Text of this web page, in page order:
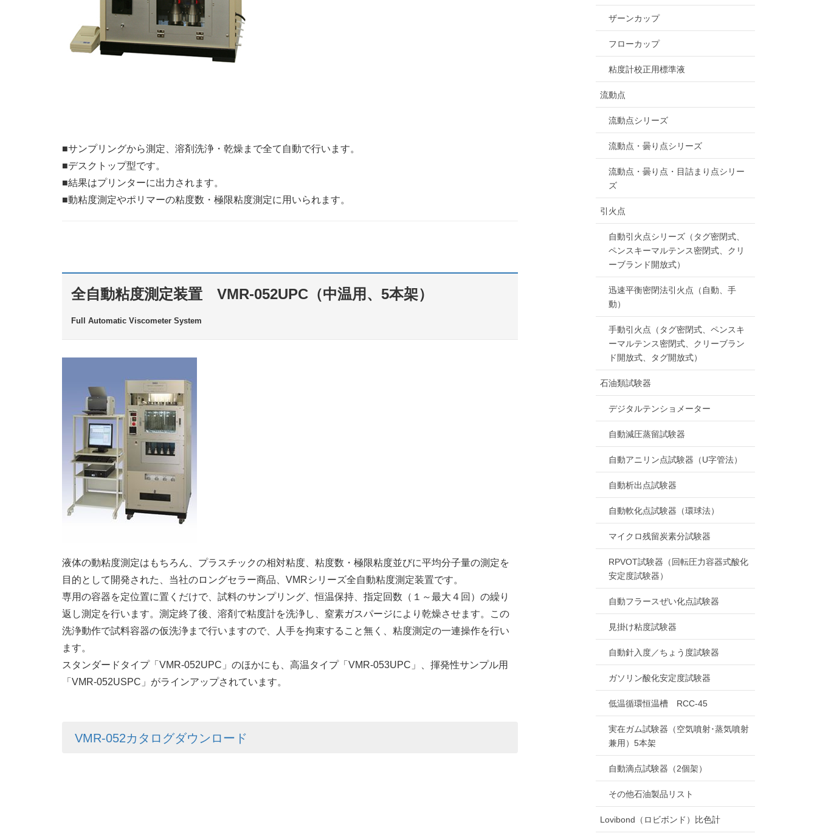
■サンプリングから測定、溶剤洗浄・乾燥まで全て自動で行います。
■デスクトップ型です。
■結果はプリンターに出力されます。
■動粘度測定やポリマーの粘度数・極限粘度測定に用いられます。
全自動粘度測定装置 VMR-052UPC（中温用、5本架）
Full Automatic Viscometer System
液体の動粘度測定はもちろん、プラスチックの相対粘度、粘度数・極限粘度並びに平均分子量の測定を
目的として開発された、当社のロングセラー商品、VMRシリーズ全自動粘度測定装置です。
専用の容器を定位置に置くだけで、試料のサンプリング、恒温保持、指定回数（１～最大４回）の繰り
返し測定を行います。測定終了後、溶剤で粘度計を洗浄し、窒素ガスパージにより乾燥させます。この
洗浄動作で試料容器の仮洗浄まで行いますので、人手を拘束すること無く、粘度測定の一連操作を行い
ます。
スタンダードタイプ「VMR-052UPC」のほかにも、高温タイプ「VMR-053UPC」、揮発性サンプル用
「VMR-052USPC」がラインアップされています。
VMR-052カタログダウンロード
ザーンカップ
フローカップ
粘度計校正用標準液
流動点
流動点シリーズ
流動点・曇り点シリーズ
流動点・曇り点・目詰まり点シリー
ズ
引火点
自動引火点シリーズ（タグ密閉式、
ペンスキーマルテンス密閉式、クリ
ーブランド開放式）
迅速平衡密閉法引火点（自動、手
動）
手動引火点（タグ密閉式、ペンスキ
ーマルテンス密閉式、クリーブラン
ド開放式、タグ開放式）
石油類試験器
デジタルテンショメーター
自動減圧蒸留試験器
自動アニリン点試験器（U字管法）
自動析出点試験器
自動軟化点試験器（環球法）
マイクロ残留炭素分試験器
RPVOT試験器（回転圧力容器式酸化
安定度試験器）
自動フラースぜい化点試験器
見掛け粘度試験器
自動針入度／ちょう度試験器
ガソリン酸化安定度試験器
低温循環恒温槽 RCC-45
実在ガム試験器（空気噴射･蒸気噴射
兼用）5本架
自動滴点試験器（2個架）
その他石油製品リスト
Lovibond（ロビボンド）比色計